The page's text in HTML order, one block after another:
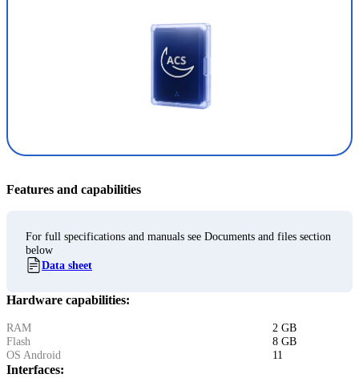
Features and capabilities
For full specifications and manuals see Documents and files section
below
Data sheet
Hardware capabilities:
RAM
2 GB
Flash
8 GB
OS Android
11
Interfaces: